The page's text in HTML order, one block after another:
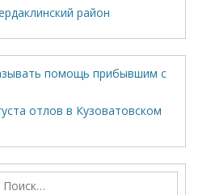
район
помощь прибывшим с
отлов в Кузоватовском